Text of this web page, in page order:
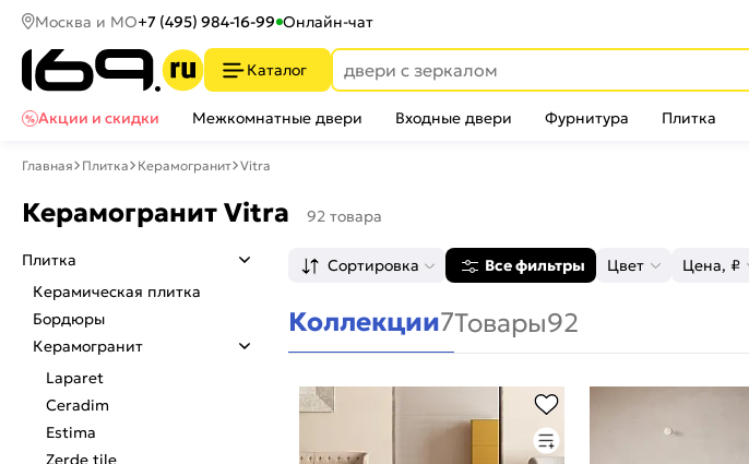
Москва и МО+7 (495) 984-16-99 Онлайн-чат
Каталог
Акции и скидки
Межкомнатные двери Входные двери Фурнитура Плитка
Главная Плитка Керамогранит Vitra
Керамогранит Vitra 92 товара
Плитка
Керамическая плитка
Бордюры
Керамогранит
Laparet
Ceradim
Estima
Zerde tile
Сортировка Все фильтры Цвет Цена, ₽
Коллекции7Товары92